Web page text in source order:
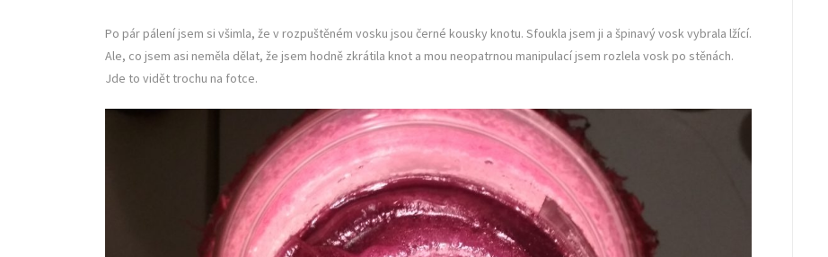
Po pár pálení jsem si všimla, že v rozpuštěném vosku jsou černé kousky knotu. Sfoukla jsem ji a špinavý vosk vybrala lžící.
Ale, co jsem asi neměla dělat, že jsem hodně zkrátila knot a mou neopatrnou manipulací jsem rozlela vosk po stěnách.
Jde to vidět trochu na fotce.